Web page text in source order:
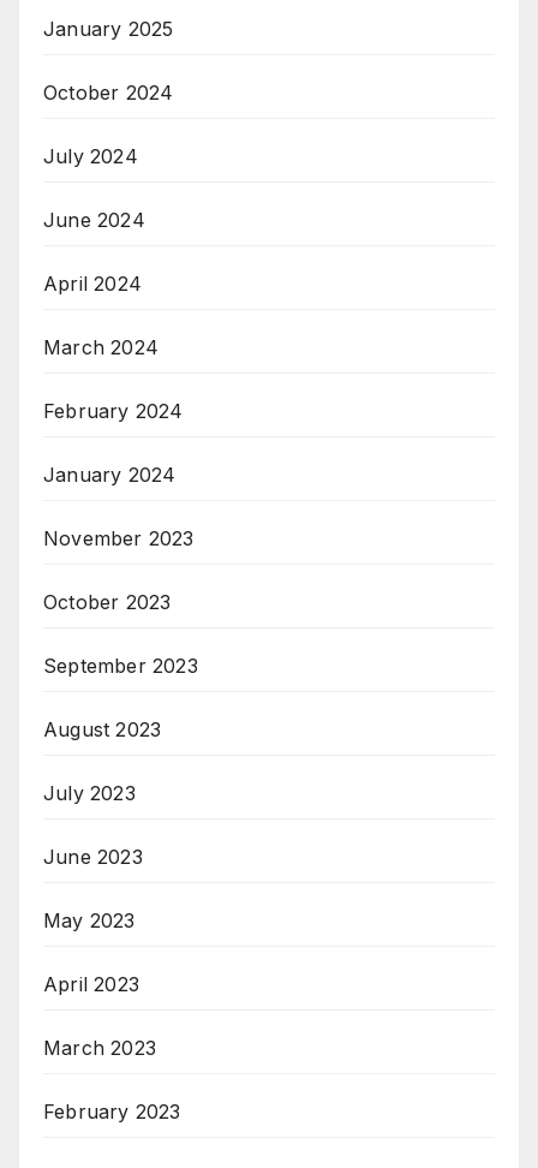
January 2025
October 2024
July 2024
June 2024
April 2024
March 2024
February 2024
January 2024
November 2023
October 2023
September 2023
August 2023
July 2023
June 2023
May 2023
April 2023
March 2023
February 2023